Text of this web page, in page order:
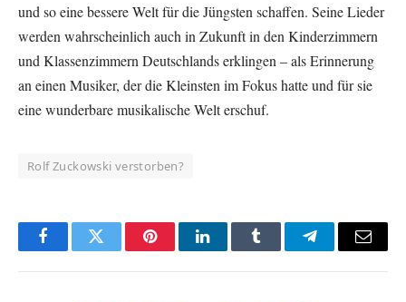
und so eine bessere Welt für die Jüngsten schaffen. Seine Lieder
werden wahrscheinlich auch in Zukunft in den Kinderzimmern
und Klassenzimmern Deutschlands erklingen – als Erinnerung
an einen Musiker, der die Kleinsten im Fokus hatte und für sie
eine wunderbare musikalische Welt erschuf.
Rolf Zuckowski verstorben?
FacebookTwitter PinterestLinkedInTumblr TelegramEmail